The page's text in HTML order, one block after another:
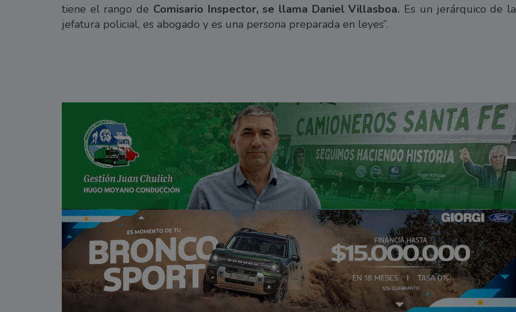
tiene el rango de Comisario Inspector, se llama Daniel Villasboa. Es un jerárquico de la
jefatura policial, es abogado y es una persona preparada en leyes”.